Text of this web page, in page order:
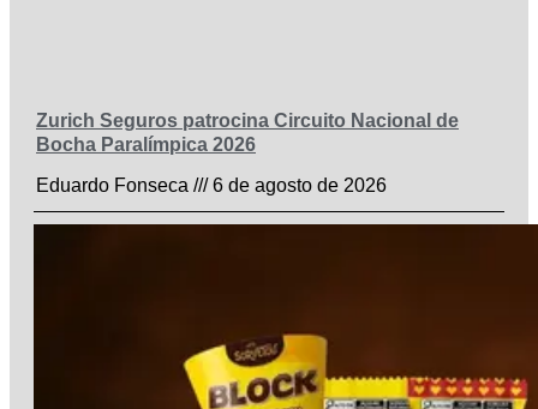
Zurich Seguros patrocina Circuito Nacional de
Bocha Paralímpica 2026
Eduardo Fonseca
6 de agosto de 2026